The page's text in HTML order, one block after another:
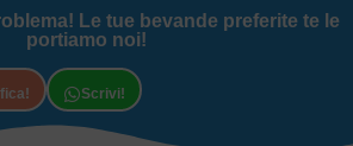
Le tue bevande preferite te le
portiamo noi!
Scrivi!